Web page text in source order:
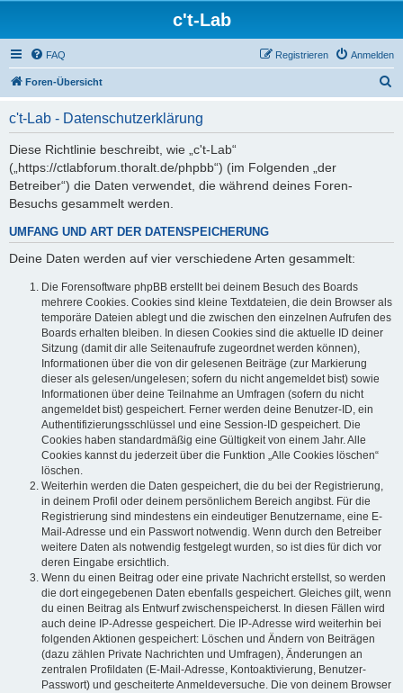
c't-Lab
FAQ Anmelden
Registrieren
Foren-Übersicht
c't-Lab - Datenschutzerklärung
Diese Richtlinie beschreibt, wie „c't-Lab“
(„https://ctlabforum.thoralt.de/phpbb“) (im Folgenden „der
Betreiber“) die Daten verwendet, die während deines Foren-
Besuchs gesammelt werden.
UMFANG UND ART DER DATENSPEICHERUNG
Deine Daten werden auf vier verschiedene Arten gesammelt:
Die Forensoftware phpBB erstellt bei deinem Besuch des Boards
mehrere Cookies. Cookies sind kleine Textdateien, die dein Browser als
temporäre Dateien ablegt und die zwischen den einzelnen Aufrufen des
Boards erhalten bleiben. In diesen Cookies sind die aktuelle ID deiner
Sitzung (damit dir alle Seitenaufrufe zugeordnet werden können),
Informationen über die von dir gelesenen Beiträge (zur Markierung
dieser als gelesen/ungelesen; sofern du nicht angemeldet bist) sowie
Informationen über deine Teilnahme an Umfragen (sofern du nicht
angemeldet bist) gespeichert. Ferner werden deine Benutzer-ID, ein
Authentifizierungsschlüssel und eine Session-ID gespeichert. Die
Cookies haben standardmäßig eine Gültigkeit von einem Jahr. Alle
Cookies kannst du jederzeit über die Funktion „Alle Cookies löschen“
löschen.
Weiterhin werden die Daten gespeichert, die du bei der Registrierung,
in deinem Profil oder deinem persönlichem Bereich angibst. Für die
Registrierung sind mindestens ein eindeutiger Benutzername, eine E-
Mail-Adresse und ein Passwort notwendig. Wenn durch den Betreiber
weitere Daten als notwendig festgelegt wurden, so ist dies für dich vor
deren Eingabe ersichtlich.
Wenn du einen Beitrag oder eine private Nachricht erstellst, so werden
die dort eingegebenen Daten ebenfalls gespeichert. Gleiches gilt, wenn
du einen Beitrag als Entwurf zwischenspeicherst. In diesen Fällen wird
auch deine IP-Adresse gespeichert. Die IP-Adresse wird weiterhin bei
folgenden Aktionen gespeichert: Löschen und Ändern von Beiträgen
(dazu zählen Private Nachrichten und Umfragen), Änderungen an
zentralen Profildaten (E-Mail-Adresse, Kontoaktivierung, Benutzer-
Passwort) und gescheiterte Anmeldeversuche. Die von deinem Browser